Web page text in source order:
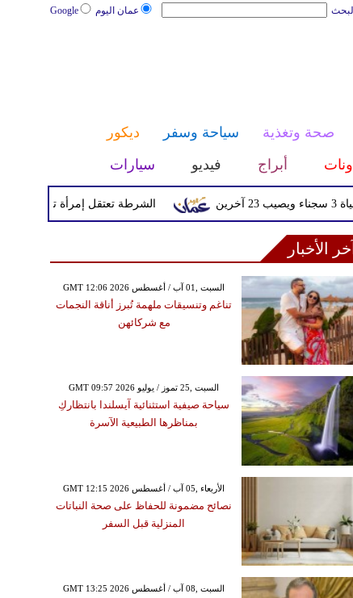
عمان اليوم Google البحث
صحة وتغذية سياحة وسفر
ديكور
أبراج فيديو سيارات
الشرطة تعتقل إمرأة تم القبض عليها
آخر الأخبار
GMT 12:06 2026 السبت ,01 آب / أغسطس
تناغم وتنسيقات ملهمة تُبرز أناقة النجمات
مع شركائهن
GMT 09:57 2026 السبت ,25 تموز / يوليو
سياحة صيفية استثنائية آيسلندا بانتظاركِ
بمناظرها الطبيعية الآسرة
GMT 12:15 2026 الأربعاء ,05 آب / أغسطس
نصائح مضمونة للحفاظ على صحة النباتات
المنزلية قبل السفر
GMT 13:25 2026 السبت ,08 آب / أغسطس